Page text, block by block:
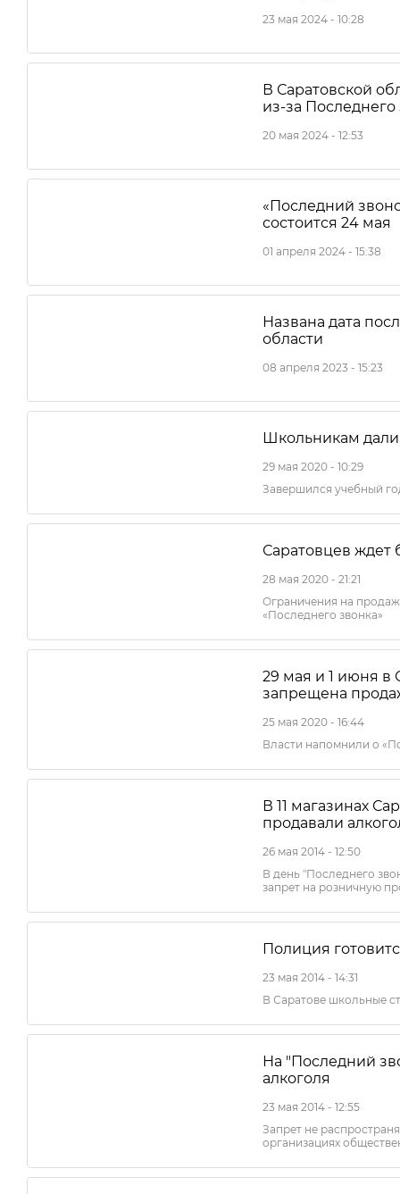
23 мая 2024 - 10:28
В Саратовской
из-за Последнего
20 мая 2024 - 12:53
«Последний
состоится 24 мая
01 апреля 2024 - 15:38
Названа дата
области
08 апреля 2023 - 15:23
Школьникам
29 мая 2020 - 10:29
Завершился учебный
Саратовцев ждет
28 мая 2020 - 21:21
Ограничения на
«Последнего звонка»
29 мая и 1 июня в
запрещена
25 мая 2020 - 16:44
Власти напомнили о
В 11 магазинах
продавали
26 мая 2014 - 12:50
В день "Последнего
запрет на розничную
Полиция
23 мая 2014 - 14:31
В Саратове школьные
На "Последний
алкоголя
23 мая 2014 - 12:55
Запрет не
организациях